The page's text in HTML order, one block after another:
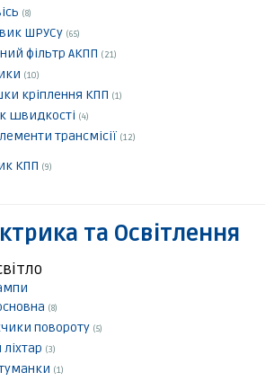
(8)
ШРУСу (65)
фільтр АКПП (21)
(10)
кріплення КПП (1)
швидкості (4)
трансмісії (12)
КПП (9)
та Освітлення
(8)
повороту (5)
(3)
(1)